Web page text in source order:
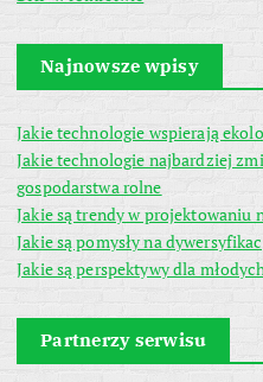
Najnowsze wpisy
Jakie technologie wspierają
Jakie technologie najbardziej
gospodarstwa rolne
Jakie są trendy w projektowaniu
Jakie są pomysły na
Jakie są perspektywy dla
Partnerzy serwisu